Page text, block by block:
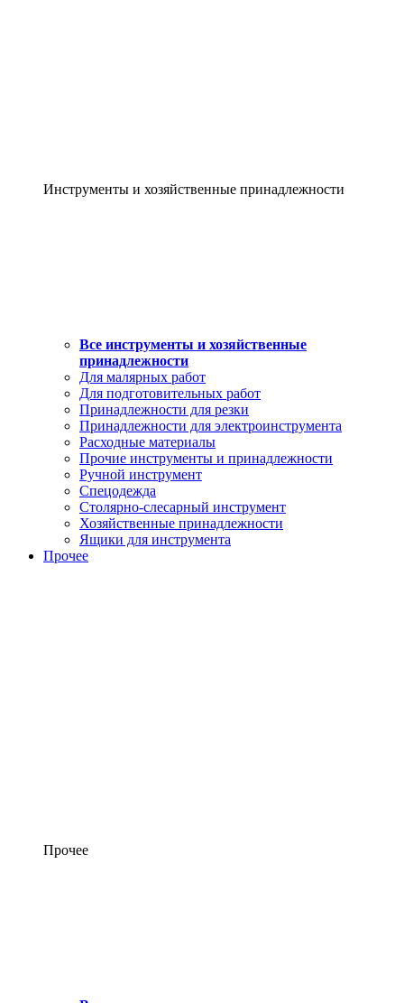
Инструменты и хозяйственные принадлежности
Все инструменты и хозяйственные
принадлежности
Для малярных работ
Для подготовительных работ
Принадлежности для резки
Принадлежности для электроинструмента
Расходные материалы
Прочие инструменты и принадлежности
Ручной инструмент
Спецодежда
Столярно-слесарный инструмент
Хозяйственные принадлежности
Ящики для инструмента
Прочее
Прочее